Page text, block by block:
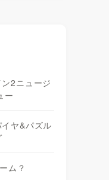
2ニュージ
ー
ヤ&パズル
ム？